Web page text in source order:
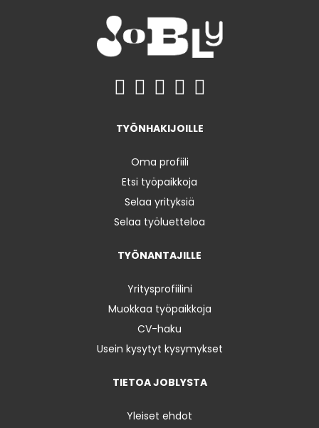
TYÖNHAKIJOILLE
Oma profiili
Etsi työpaikkoja
Selaa yrityksiä
Selaa työluetteloa
TYÖNANTAJILLE
Yritysprofiilini
Muokkaa työpaikkoja
CV-haku
Usein kysytyt kysymykset
TIETOA JOBLYSTA
Yleiset ehdot